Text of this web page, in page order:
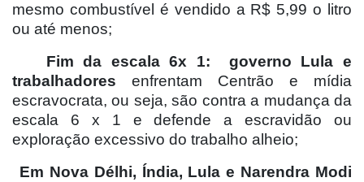
mesmo combustível é vendido a R$ 5,99 o litro
ou até menos;
Fim da escala 6x 1:
governo Lula e
trabalhadores enfrentam Centrão e mídia
escravocrata, ou seja, são contra a mudança da
escala 6 x 1 e defende a escravidão ou
exploração excessivo do trabalho alheio;
Em Nova Délhi, Índia, Lula e Narendra Modi